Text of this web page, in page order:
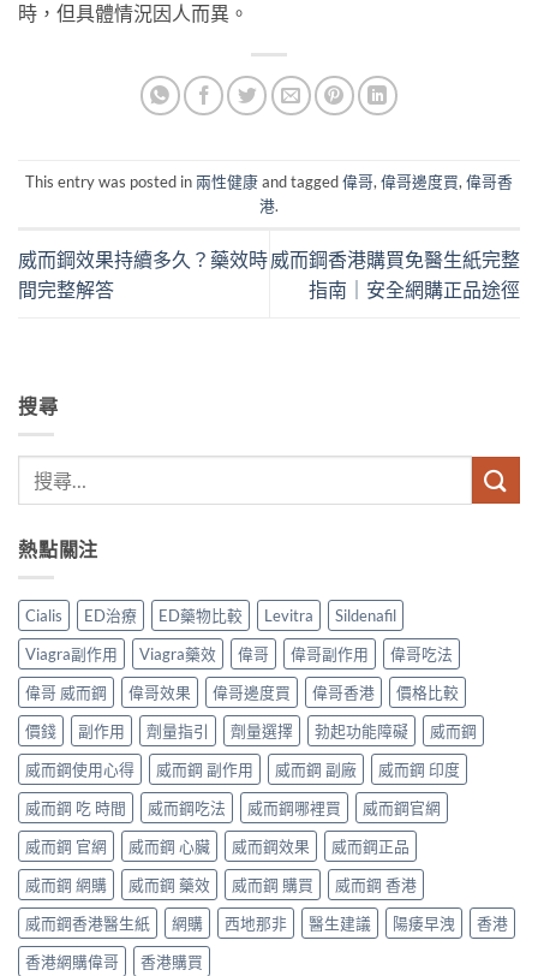
時，但具體情況因人而異。
This entry was posted in兩性健康and tagged偉哥, 偉哥邊度買, 偉哥香
港.
威而鋼效果持續多久？藥效時
間完整解答
威而鋼香港購買免醫生紙完整
指南｜安全網購正品途徑
搜尋
熱點關注
Cialis ED治療 ED藥物比較 Levitra
Sildenafil
Viagra副作用
Viagra藥效 偉哥 偉哥副作用
偉哥吃法
偉哥 威而鋼
偉哥效果 偉哥邊度買 偉哥香港
價格比較
價錢
副作用 劑量指引 劑量選擇 勃起功能障礙
威而鋼
威而鋼使用心得
威而鋼 副作用 威而鋼 副廠
威而鋼 印度
威而鋼 吃 時間
威而鋼吃法 威而鋼哪裡買
威而鋼官網
威而鋼 官網
威而鋼 心臟 威而鋼效果
威而鋼正品
威而鋼 網購
威而鋼 藥效 威而鋼 購買
威而鋼 香港
威而鋼香港醫生紙
網購 西地那非 醫生建議 陽痿早洩
香港
香港網購偉哥
香港購買